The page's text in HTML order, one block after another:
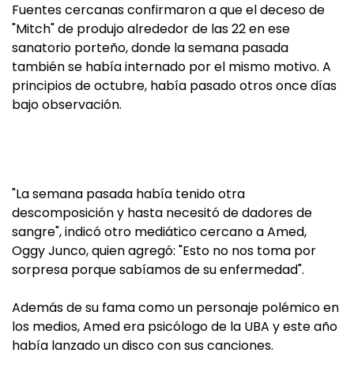
Fuentes cercanas confirmaron a que el deceso de
"Mitch" de produjo alrededor de las 22 en ese
sanatorio porteño, donde la semana pasada
también se había internado por el mismo motivo. A
principios de octubre, había pasado otros once días
bajo observación.
"La semana pasada había tenido otra
descomposición y hasta necesitó de dadores de
sangre", indicó otro mediático cercano a Amed,
Oggy Junco, quien agregó: "Esto no nos toma por
sorpresa porque sabíamos de su enfermedad".
Además de su fama como un personaje polémico en
los medios, Amed era psicólogo de la UBA y este año
había lanzado un disco con sus canciones.